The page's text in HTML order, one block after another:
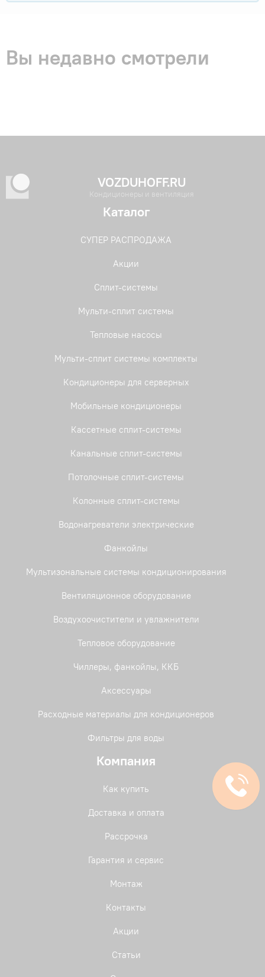
Вы недавно смотрели
VOZDUHOFF.RU
Кондиционеры и вентиляция
Каталог
СУПЕР РАСПРОДАЖА
Акции
Сплит-системы
Мульти-сплит системы
Тепловые насосы
Мульти-сплит системы комплекты
Кондиционеры для серверных
Мобильные кондиционеры
Кассетные сплит-системы
Канальные сплит-системы
Потолочные сплит-системы
Колонные сплит-системы
Водонагреватели электрические
Фанкойлы
Мультизональные системы кондиционирования
Вентиляционное оборудование
Воздухоочистители и увлажнители
Тепловое оборудование
Чиллеры, фанкойлы, ККБ
Аксессуары
Расходные материалы для кондиционеров
Фильтры для воды
Компания
Как купить
Доставка и оплата
Рассрочка
Гарантия и сервис
Монтаж
Контакты
Акции
Статьи